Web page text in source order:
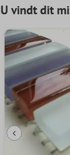
U vindt dit
Vorige dia